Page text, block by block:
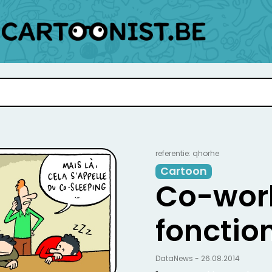
referentie: qhorhe
Cartoon
Co-
DataNews - 26.08.2014